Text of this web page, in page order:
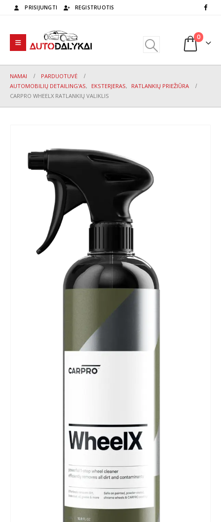
PRISIJUNGTI REGISTRUOTIS
0
NAMAI
PARDUOTUVĖ
AUTOMOBILIŲ DETAILING'AS, EKSTERJERAS,
RATLANKIŲ PRIEŽIŪRA
CARPRO WHEELX RATLANKIŲ VALIKLIS